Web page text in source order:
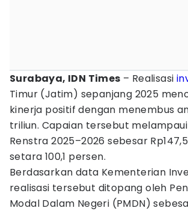
Surabaya, IDN Times – Realisasi
Timur (Jatim) sepanjang 2025
kinerja positif dengan menembus
triliun. Capaian tersebut
Renstra 2025–2026 sebesar
setara 100,1 persen.
Berdasarkan data Kementerian
realisasi tersebut ditopang oleh
Modal Dalam Negeri (PMDN)